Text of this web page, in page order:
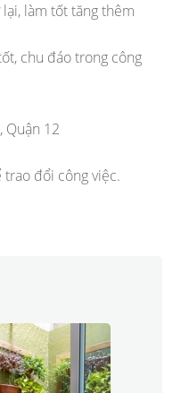
làm tốt tăng thêm
chu đáo trong công
Quận 12
đổi công việc.